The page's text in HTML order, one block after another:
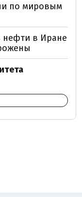
по мировым
нефти в Иране